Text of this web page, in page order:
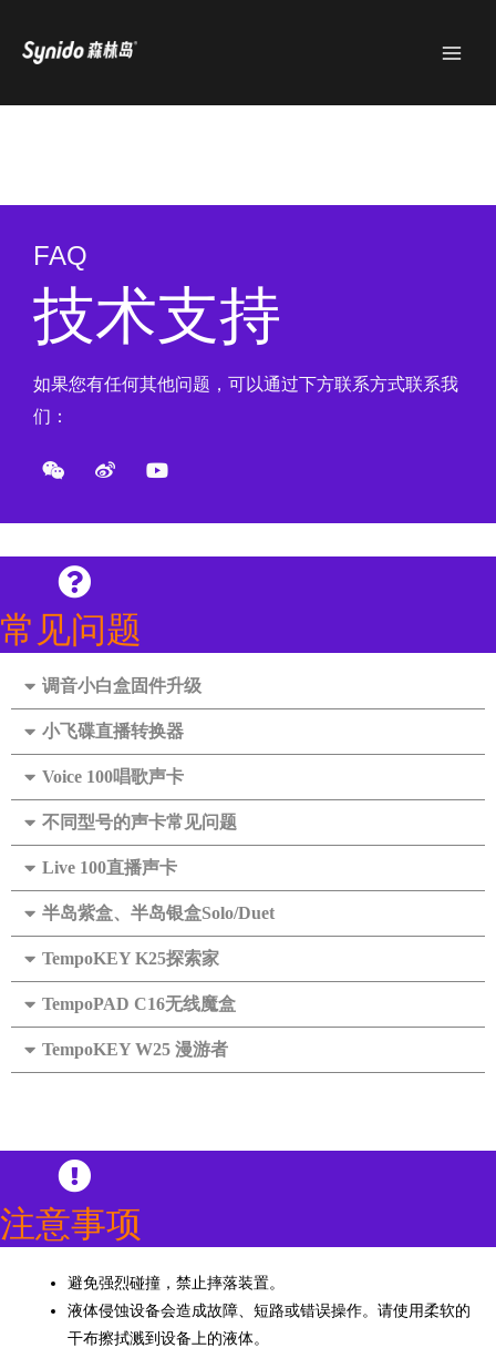
FAQ
技术支持
如果您有任何其他问题，可以通过下方联系方式联系我
们：
W
e
x
n
W
e
b
Y
o
t
b
常见问题
调音小白盒固件升级
小飞碟直播转换器
Voice 100唱歌声卡
不同型号的声卡常见问题
Live 100直播声卡
半岛紫盒、半岛银盒Solo/Duet
TempoKEY K25探索家
TempoPAD C16无线魔盒
TempoKEY W25 漫游者
注意事项
避免强烈碰撞，禁止摔落装置。
液体侵蚀设备会造成故障、短路或错误操作。请使用柔软的
干布擦拭溅到设备上的液体。